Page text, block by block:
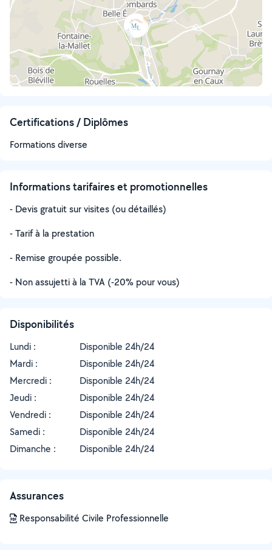
Certifications / Diplômes
Formations diverse
Informations tarifaires et promotionnelles
- Devis gratuit sur visites (ou détaillés)
- Tarif à la prestation
- Remise groupée possible.
- Non assujetti à la TVA (-20% pour vous)
Disponibilités
Lundi :
Disponible 24h/24
Mardi :
Disponible 24h/24
Mercredi :
Disponible 24h/24
Jeudi :
Disponible 24h/24
Vendredi :
Disponible 24h/24
Samedi :
Disponible 24h/24
Dimanche :
Disponible 24h/24
Assurances
Responsabilité Civile Professionnelle